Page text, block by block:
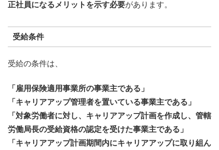
正社員になるメリットを示す必要があります。
受給条件
受給の条件は、
「雇用保険適用事業所の事業主である」
「キャリアアップ管理者を置いている事業主である」
「対象労働者に対し、キャリアアップ計画を作成し、管轄
労働局長の受給資格の認定を受けた事業主である」
「キャリアアップ計画期間内にキャリアアップに取り組ん